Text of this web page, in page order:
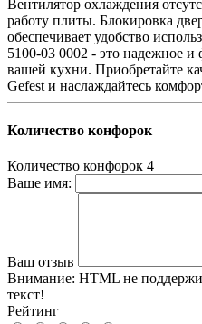
Вентилятор охлаждения
работу плиты. Блокировка
обеспечивает удобство
5100-03 0002 - это надежное
вашей кухни. Приобретайте
Gefest и наслаждайтесь
Количество конфорок
Количество конфорок 4
Ваше имя:
Ваш отзыв
Внимание: HTML не
текст!
Рейтинг